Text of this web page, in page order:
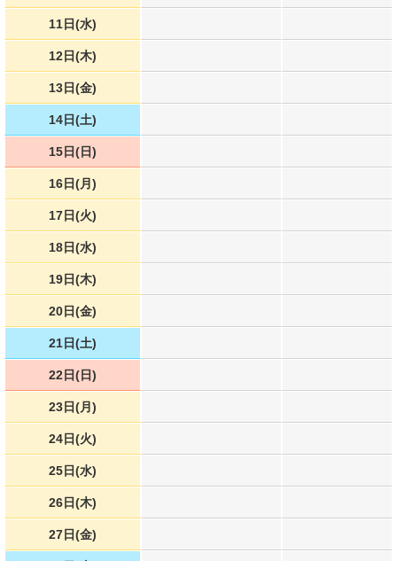
11日(水)
12日(木)
13日(金)
14日(土)
15日(日)
16日(月)
17日(火)
18日(水)
19日(木)
20日(金)
21日(土)
22日(日)
23日(月)
24日(火)
25日(水)
26日(木)
27日(金)